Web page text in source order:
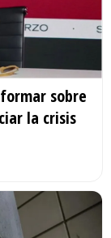
sobre
la crisis